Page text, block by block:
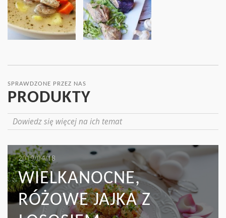
SPRAWDZONE PRZEZ NAS
PRODUKTY
Dowiedz się więcej na ich temat
2019/05/16
MIĘSO I KAPUSTA:
WYŚMIENITY DUET, Z
2019/04/18
WIELKANOCNE,
RÓŻOWE JAJKA Z
2019/04/17
MAKARON TAGLIATELLE
Z ZIELONYMI